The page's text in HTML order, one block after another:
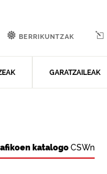
GARATZAILEAK
BERRIKUNTZAK
katalogoCSWn